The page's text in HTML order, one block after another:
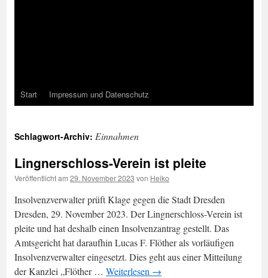
Start Impressum und Datenschutz
Schlagwort-Archiv: Einnahmen
Lingnerschloss-Verein ist pleite
Veröffentlicht am 29. November 2023 von Heiko
Insolvenzverwalter prüft Klage gegen die Stadt Dresden
Dresden, 29. November 2023. Der Lingnerschloss-Verein ist
pleite und hat deshalb einen Insolvenzantrag gestellt. Das
Amtsgericht hat daraufhin Lucas F. Flöther als vorläufigen
Insolvenzverwalter eingesetzt. Dies geht aus einer Mitteilung
der Kanzlei „Flöther … Weiterlesen →